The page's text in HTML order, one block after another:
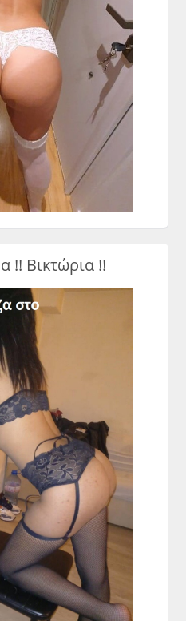
!! Βικτώρια !!